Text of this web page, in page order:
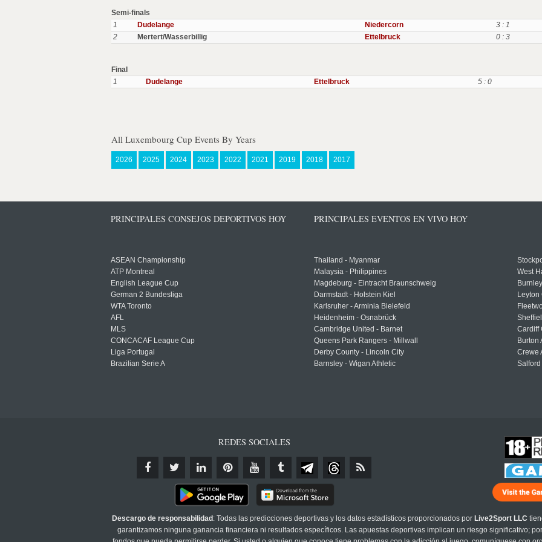
Semi-finals
1
Dudelange Niedercorn
3 : 1
2
Mertert/Wasserbillig Ettelbruck 0 : 3
Final
1
Dudelange Ettelbruck 5 : 0
All Luxembourg Cup Events By Years
2026 2025 2024 2023 2022 2021 2019 2018 2017
PRINCIPALES CONSEJOS DEPORTIVOS HOY
ASEAN Championship
ATP Montreal
English League Cup
German 2 Bundesliga
WTA Toronto
AFL
MLS
CONCACAF League Cup
Liga Portugal
Brazilian Serie A
PRINCIPALES EVENTOS EN VIVO HOY
Thailand - Myanmar
Malaysia - Philippines
Magdeburg - Eintracht Braunschweig
Darmstadt - Holstein Kiel
Karlsruher - Arminia Bielefeld
Heidenheim - Osnabrück
Cambridge United - Barnet
Queens Park Rangers - Millwall
Derby County - Lincoln City
Barnsley - Wigan Athletic
West
Leyton
Cardiff
Burton
Crewe
Salford
REDES SOCIALES
Descargo de responsabilidad : Todas las predicciones deportivas y los datos estadísticos proporcionados por Live2Sport LLC
garantizamos ninguna ganancia financiera ni resultados específicos. Las apuestas deportivas implican un riesgo significativo;